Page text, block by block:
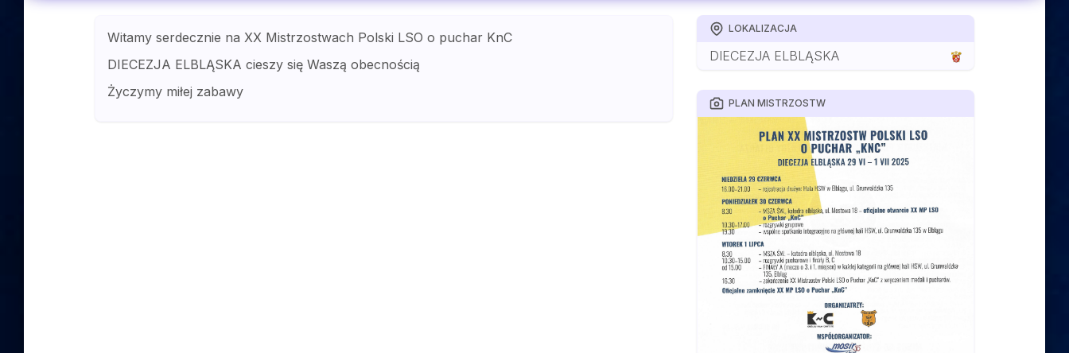
Witamy serdecznie na XX Mistrzostwach Polski LSO o puchar KnC
DIECEZJA ELBLĄSKA cieszy się Waszą obecnością
Życzymy miłej zabawy
LOKALIZACJA
DIECEZJA ELBLĄSKA
PLAN MISTRZOSTW